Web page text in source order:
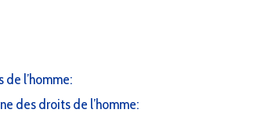
l’homme:
des droits de l’homme: